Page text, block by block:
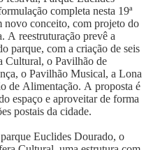
completa nesta 19ª
novo conceito, com projeto do
A reestruturação prevê a
parque, com a criação de seis
Cultural, o Pavilhão de
o Pavilhão Musical, a Lona
de Alimentação. A proposta é
espaço e aproveitar de forma
postais da cidade.
Euclides Dourado, o